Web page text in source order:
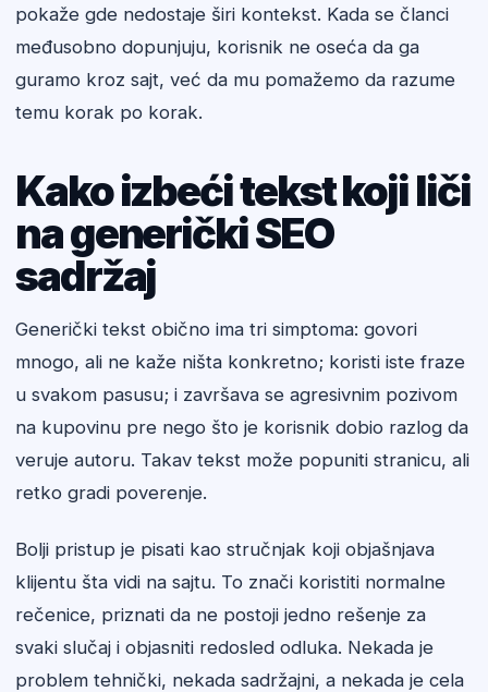
pokaže gde nedostaje širi kontekst. Kada se članci
međusobno dopunjuju, korisnik ne oseća da ga
guramo kroz sajt, već da mu pomažemo da razume
temu korak po korak.
Kako izbeći tekst koji liči
na generički SEO
sadržaj
Generički tekst obično ima tri simptoma: govori
mnogo, ali ne kaže ništa konkretno; koristi iste fraze
u svakom pasusu; i završava se agresivnim pozivom
na kupovinu pre nego što je korisnik dobio razlog da
veruje autoru. Takav tekst može popuniti stranicu, ali
retko gradi poverenje.
Bolji pristup je pisati kao stručnjak koji objašnjava
klijentu šta vidi na sajtu. To znači koristiti normalne
rečenice, priznati da ne postoji jedno rešenje za
svaki slučaj i objasniti redosled odluka. Nekada je
problem tehnički, nekada sadržajni, a nekada je cela